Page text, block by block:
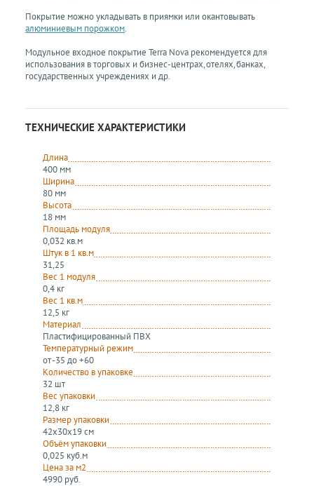
Покрытие можно укладывать в приямки или окантовывать
алюминиевым порожком.
Модульное входное покрытие Terra Nova рекомендуется для
использования в торговых и бизнес-центрах, отелях, банках,
государственных учреждениях и др.
ТЕХНИЧЕСКИЕ ХАРАКТЕРИСТИКИ
Длина
400 мм
Ширина
80 мм
Высота
18 мм
Площадь модуля
0,032 кв.м
Штук в 1 кв.м
31,25
Вес 1 модуля
0,4 кг
Вес 1 кв.м
12,5 кг
Материал
Пластифицированный ПВХ
Температурный режим
от -35 до +60
Количество в упаковке
32 шт
Вес упаковки
12,8 кг
Размер упаковки
42х30х19 см
Объём упаковки
0,025 куб.м
Цена за м2
4990 руб.